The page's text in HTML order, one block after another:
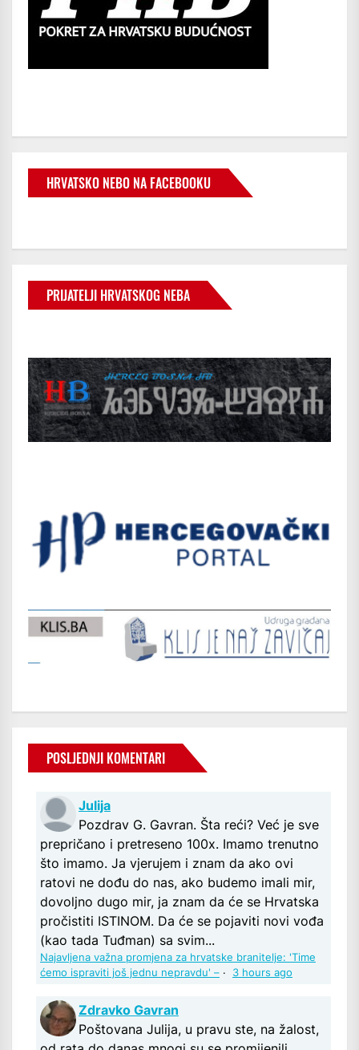
HRVATSKO NEBO NA FACEBOOKU
PRIJATELJI HRVATSKOG NEBA
POSLJEDNJI KOMENTARI
Julija
Pozdrav G. Gavran. Šta reći? Već je sve
prepričano i pretreseno 100x. Imamo trenutno
što imamo. Ja vjerujem i znam da ako ovi
ratovi ne dođu do nas, ako budemo imali mir,
dovoljno dugo mir, ja znam da će se Hrvatska
pročistiti ISTINOM. Da će se pojaviti novi vođa
(kao tada Tuđman) sa svim...
Najavljena važna promjena za hrvatske branitelje: 'Time
ćemo ispraviti još jednu nepravdu' – · 3 hours ago
Zdravko Gavran
Poštovana Julija, u pravu ste, na žalost,